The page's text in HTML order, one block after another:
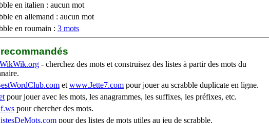
en italien : aucun mot
en allemand : aucun mot
en roumain : 3 mots
WikWik.org - cherchez des mots et construisez des listes à partir des mots du
et www.Jette7.com pour jouer au scrabble duplicate en ligne.
pour jouer avec les mots, les anagrammes, les suffixes, les préfixes, etc.
pour chercher des mots.
pour des listes de mots utiles au jeu de scrabble.